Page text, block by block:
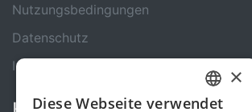
Nutzungsbedingungen
Datenschutz
Impressum
GERMAN
×
Diese Webseite verwendet